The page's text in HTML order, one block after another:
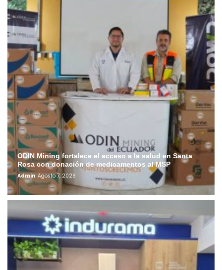
ODIN Mining fortalece el acceso a la salud en Santa
Rosa con donación de medicamentos al MSP
Admin Agosto 7, 2026